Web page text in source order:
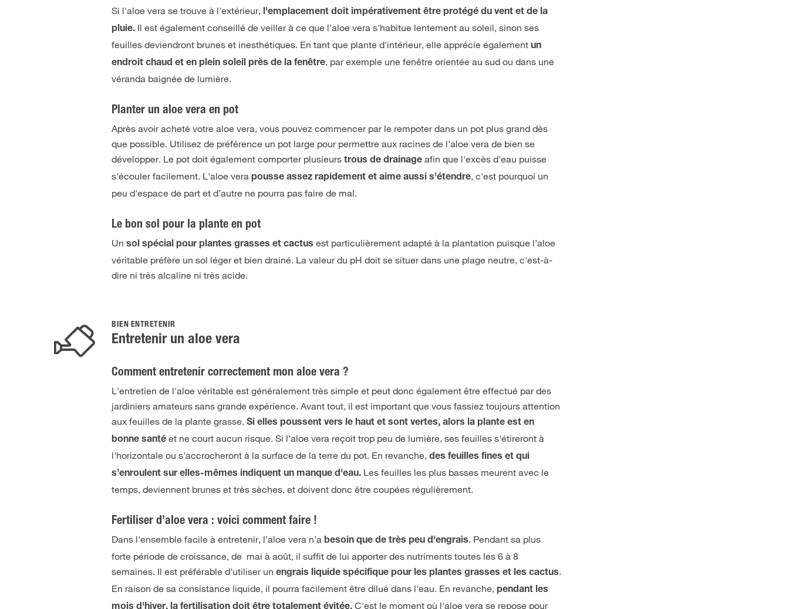
Si l'aloe vera se trouve à l'extérieur, l'emplacement doit impérativement être protégé du vent et de la
pluie. Il est également conseillé de veiller à ce que l'aloe vera s'habitue lentement au soleil, sinon ses
feuilles deviendront brunes et inesthétiques. En tant que plante d'intérieur, elle apprécie égalementun
endroit chaud et en plein soleil près de la fenêtre, par exemple une fenêtre orientée au sud ou dans une
véranda baignée de lumière.
Planter un aloe vera en pot
Après avoir acheté votre aloe vera, vous pouvez commencer par le rempoter dans un pot plus grand dès
que possible. Utilisez de préférence un pot large pour permettre aux racines de l'aloe vera de bien se
développer. Le pot doit également comporter plusieurstrous de drainage afin que l'excès d'eau puisse
s'écouler facilement. L'aloe verapousse assez rapidement et aime aussi s'étendre, c'est pourquoi un
peu d'espace de part et d’autre ne pourra pas faire de mal.
Le bon sol pour la plante en pot
Unsol spécial pour plantes grasses et cactusest particulièrement adapté à la plantation puisque l’aloe
véritable préfère un sol léger et bien drainé. La valeur du pH doit se situer dans une plage neutre, c'est-à-
dire ni très alcaline ni très acide.
BIEN ENTRETENIR
Entretenir un aloe vera
Comment entretenir correctement mon aloe vera ?
L'entretien de l'aloe véritable est généralement très simple et peut donc également être effectué par des
jardiniers amateurs sans grande expérience. Avant tout, il est important que vous fassiez toujours attention
aux feuilles de la plante grasse.Si elles poussent vers le haut et sont vertes, alors la plante est en
bonne santéet ne court aucun risque. Si l'aloe vera reçoit trop peu de lumière, ses feuilles s'étireront à
l'horizontale ou s'accrocheront à la surface de la terre du pot. En revanche,des feuilles fines et qui
s’enroulent sur elles-mêmes indiquent un manque d'eau. Les feuilles les plus basses meurent avec le
temps, deviennent brunes et très sèches, et doivent donc être coupées régulièrement.
Fertiliser d’aloe vera : voici comment faire !
Dans l'ensemble facile à entretenir, l'aloe vera n’abesoin que de très peu d'engrais. Pendant sa plus
forte période de croissance, de mai à août, il suffit de lui apporter des nutriments toutes les 6 à 8
semaines. Il est préférable d'utiliser unengrais liquide spécifique pour les plantes grasses et les cactus.
En raison de sa consistance liquide, il pourra facilement être dilué dans l'eau. En revanche,pendant les
mois d'hiver, la fertilisation doit être totalement évitée.C'est le moment où l'aloe vera se repose pour